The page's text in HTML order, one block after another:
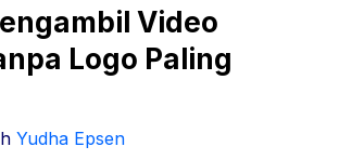
Video
Logo Paling
Yudha Epsen